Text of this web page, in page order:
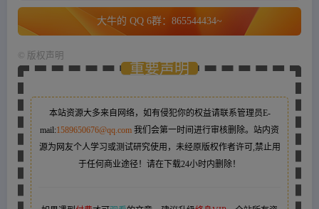
大牛的 QQ 6群：865544434~
版权声明
重要声明
本站资源大多来自网络，如有侵犯你的权益请联系管理员E-
mail:1589650676@qq.com 我们会第一时间进行审核删除。站内资
源为网友个人学习或测试研究使用，未经原版权作者许可,禁止用
于任何商业途径！请在下载24小时内删除！